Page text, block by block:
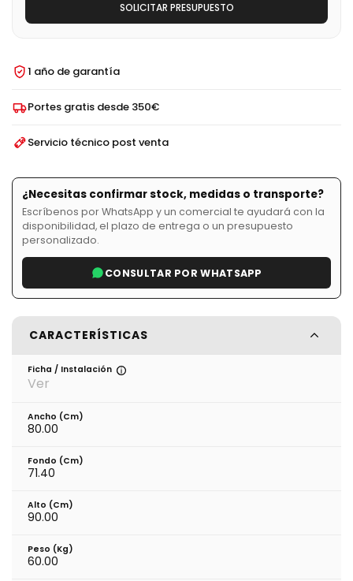
SOLICITAR PRESUPUESTO
1 año de garantía
Portes gratis desde 350€
Servicio técnico post venta
¿Necesitas confirmar stock, medidas o transporte?
Escríbenos por WhatsApp y un comercial te ayudará con la
disponibilidad, el plazo de entrega o un presupuesto
personalizado.
CONSULTAR POR WHATSAPP
CARACTERÍSTICAS
Ficha / Instalación
Ver
Ancho (cm)
80.00
Fondo (cm)
71.40
Alto (cm)
90.00
Peso (kg)
60.00